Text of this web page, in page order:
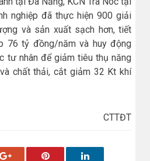
nghiệp đã thực hiện 900 giải
và sản xuất sạch hơn, tiết
76 tỷ đồng/năm và huy động
tư nhân để giảm tiêu thụ năng
chất thải, cắt giảm 32 Kt khí
CTTĐT
Google+ Pinterest LinkedIn